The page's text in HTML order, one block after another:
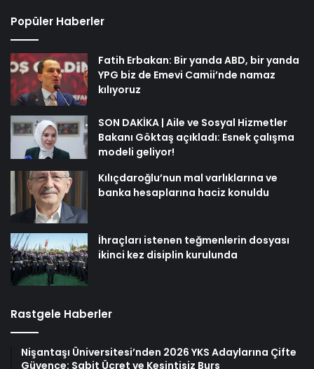
Popüler Haberler
Fatih Erbakan: Bir yanda ABD, bir yanda
YPG biz de Emevi Camii’nde namaz
kılıyoruz
SON DAKİKA | Aile ve Sosyal Hizmetler
Bakanı Göktaş açıkladı: Esnek çalışma
modeli geliyor!
Kılıçdaroğlu’nun mal varlıklarına ve
banka hesaplarına haciz konuldu
İhraçları istenen teğmenlerin dosyası
ikinci kez disiplin kurulunda
Rastgele Haberler
Nişantaşı Üniversitesi’nden 2026 YKS Adaylarına Çifte
Güvence: Sabit Ücret ve Kesintisiz Burs